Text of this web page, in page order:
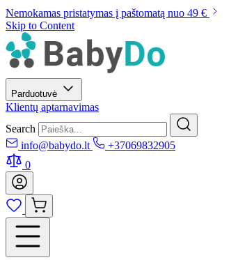
Nemokamas pristatymas į paštomatą nuo 49 €
Skip to Content
Parduotuvė
Klientų aptarnavimas
Search
info@babydo.lt
+37069832905
0